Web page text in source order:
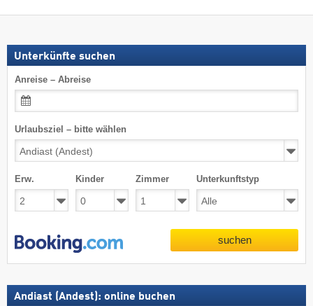
Unterkünfte suchen
Anreise – Abreise
Urlaubsziel – bitte wählen
Erw. Kinder Zimmer Unterkunftstyp
suchen
Andiast (Andest): online buchen